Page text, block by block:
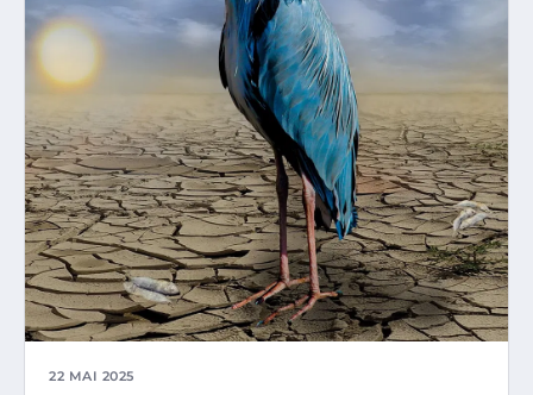
22 MAI 2025